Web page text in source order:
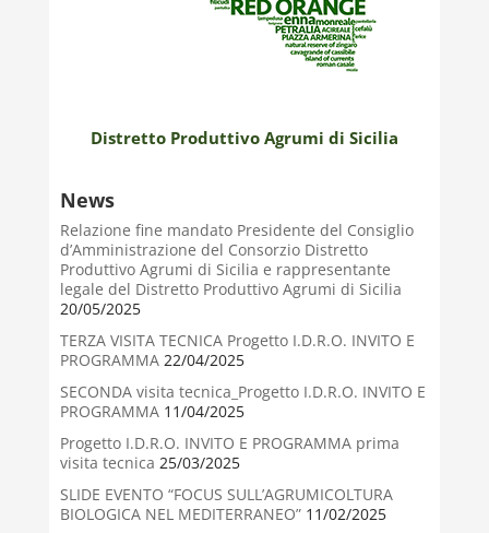
Distretto Produttivo Agrumi di Sicilia
News
Relazione fine mandato Presidente del Consiglio
d’Amministrazione del Consorzio Distretto
Produttivo Agrumi di Sicilia e rappresentante
legale del Distretto Produttivo Agrumi di Sicilia
20/05/2025
TERZA VISITA TECNICA Progetto I.D.R.O. INVITO E
PROGRAMMA22/04/2025
SECONDA visita tecnica_Progetto I.D.R.O. INVITO E
PROGRAMMA11/04/2025
Progetto I.D.R.O. INVITO E PROGRAMMA prima
visita tecnica 25/03/2025
SLIDE EVENTO “FOCUS SULL’AGRUMICOLTURA
BIOLOGICA NEL MEDITERRANEO”11/02/2025